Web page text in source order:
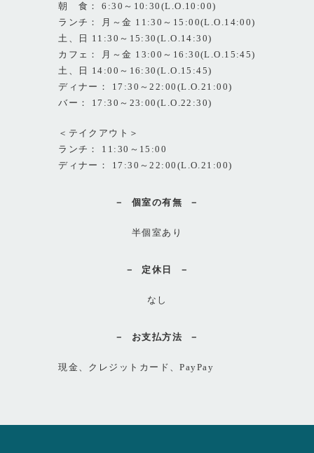
朝 食： 6:30～10:30(L.O.10:00)
ランチ： 月～金 11:30～15:00(L.O.14:00)
土、日 11:30～15:30(L.O.14:30)
カフェ： 月～金 13:00～16:30(L.O.15:45)
土、日 14:00～16:30(L.O.15:45)
ディナー： 17:30～22:00(L.O.21:00)
バー： 17:30～23:00(L.O.22:30)
＜テイクアウト＞
ランチ： 11:30～15:00
ディナー： 17:30～22:00(L.O.21:00)
個室の有無
半個室あり
定休日
なし
お支払方法
現金、クレジットカード、PayPay